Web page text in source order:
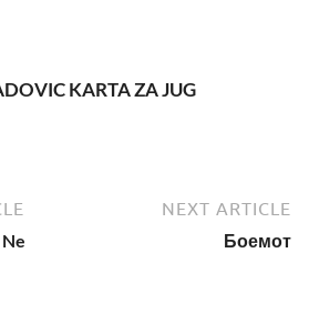
KARTA ZA JUG
NEXT ARTICLE
Боемот